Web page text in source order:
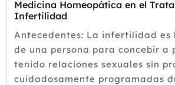
Medicina Homeopática en el
Infertilidad
Antecedentes: La infertilidad es
de una persona para concebir a
tenido relaciones sexuales sin
cuidadosamente programadas